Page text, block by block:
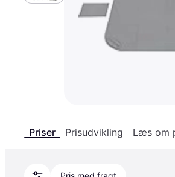
Priser Prisudvikling Læs om